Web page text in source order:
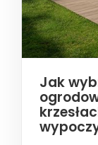
Jak